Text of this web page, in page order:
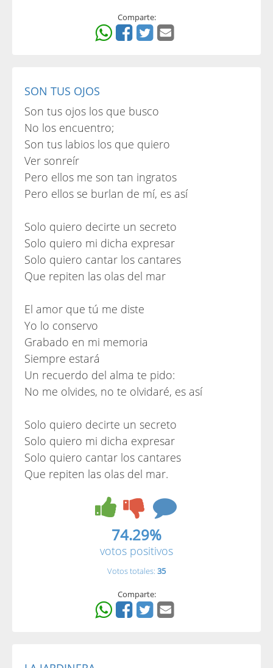
Comparte:
SON TUS OJOS
Son tus ojos los que busco
No los encuentro;
Son tus labios los que quiero
Ver sonreír
Pero ellos me son tan ingratos
Pero ellos se burlan de mí, es así
Solo quiero decirte un secreto
Solo quiero mi dicha expresar
Solo quiero cantar los cantares
Que repiten las olas del mar
El amor que tú me diste
Yo lo conservo
Grabado en mi memoria
Siempre estará
Un recuerdo del alma te pido:
No me olvides, no te olvidaré, es así
Solo quiero decirte un secreto
Solo quiero mi dicha expresar
Solo quiero cantar los cantares
Que repiten las olas del mar.
74.29%
votos positivos
Votos totales: 35
Comparte: